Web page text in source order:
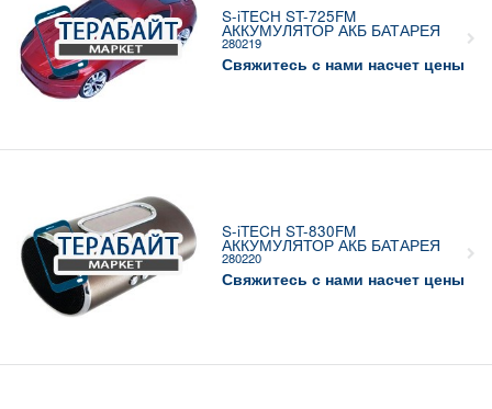
S-iTECH ST-725FM
АККУМУЛЯТОР АКБ БАТАРЕЯ
280219
Свяжитесь с нами насчет цены
S-iTECH ST-830FM
АККУМУЛЯТОР АКБ БАТАРЕЯ
280220
Свяжитесь с нами насчет цены